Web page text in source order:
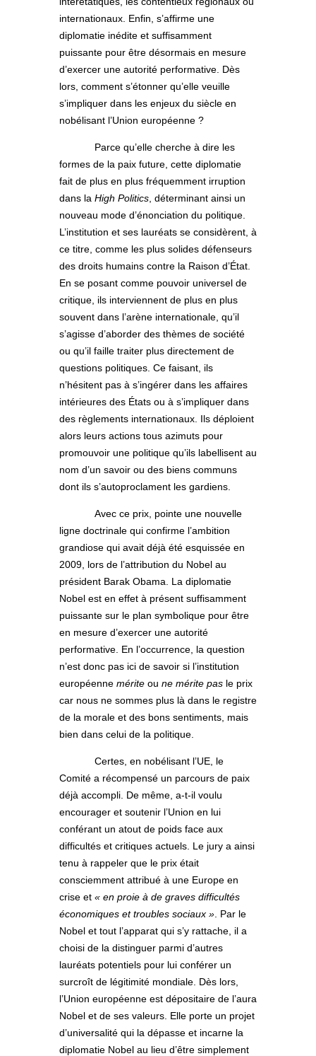
internationaux. Enfin, s’affirme une
diplomatie inédite et suffisamment
puissante pour être désormais en mesure
d’exercer une autorité performative. Dès
lors, comment s’étonner qu’elle veuille
s’impliquer dans les enjeux du siècle en
nobélisant l’Union européenne ?
Parce qu’elle cherche à dire les
formes de la paix future, cette diplomatie
fait de plus en plus fréquemment irruption
dans la High Politics , déterminant ainsi un
nouveau mode d’énonciation du politique.
L’institution et ses lauréats se considèrent, à
ce titre, comme les plus solides défenseurs
des droits humains contre la Raison d’État.
En se posant comme pouvoir universel de
critique, ils interviennent de plus en plus
souvent dans l’arène internationale, qu’il
s’agisse d’aborder des thèmes de société
ou qu’il faille traiter plus directement de
questions politiques. Ce faisant, ils
n’hésitent pas à s’ingérer dans les affaires
intérieures des États ou à s’impliquer dans
des règlements internationaux. Ils déploient
alors leurs actions tous azimuts pour
promouvoir une politique qu’ils labellisent au
nom d’un savoir ou des biens communs
dont ils s’autoproclament les gardiens.
Avec ce prix, pointe une nouvelle
ligne doctrinale qui confirme l’ambition
grandiose qui avait déjà été esquissée en
2009, lors de l’attribution du Nobel au
président Barak Obama. La diplomatie
Nobel est en effet à présent suffisamment
puissante sur le plan symbolique pour être
en mesure d’exercer une autorité
performative. En l’occurrence, la question
n’est donc pas ici de savoir si l’institution
européenne mérite ou ne mérite pas le prix
car nous ne sommes plus là dans le registre
de la morale et des bons sentiments, mais
bien dans celui de la politique.
Certes, en nobélisant l’UE, le
Comité a récompensé un parcours de paix
déjà accompli. De même, a-t-il voulu
encourager et soutenir l’Union en lui
conférant un atout de poids face aux
difficultés et critiques actuels. Le jury a ainsi
tenu à rappeler que le prix était
consciemment attribué à une Europe en
crise et « en proie à de graves difficultés
économiques et troubles sociaux » . Par le
Nobel et tout l’apparat qui s’y rattache, il a
choisi de la distinguer parmi d’autres
lauréats potentiels pour lui conférer un
surcroît de légitimité mondiale. Dès lors,
l’Union européenne est dépositaire de l’aura
Nobel et de ses valeurs. Elle porte un projet
d’universalité qui la dépasse et incarne la
diplomatie Nobel au lieu d’être simplement